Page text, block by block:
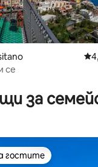
5, 210 отзива
се
за
гостите
гостите